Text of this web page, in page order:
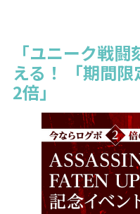
「ユニーク戦
える！ 「期間
2倍」